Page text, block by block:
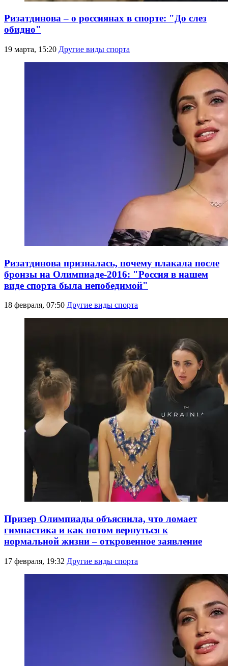
Ризатдинова – о россиянах в спорте: "До слез
обидно"
19 марта, 15:20 Другие виды спорта
Ризатдинова призналась, почему плакала после
бронзы на Олимпиаде-2016: "Россия в нашем
виде спорта была непобедимой"
18 февраля, 07:50 Другие виды спорта
Призер Олимпиады объяснила, что ломает
гимнастика и как потом вернуться к
нормальной жизни – откровенное заявление
17 февраля, 19:32 Другие виды спорта